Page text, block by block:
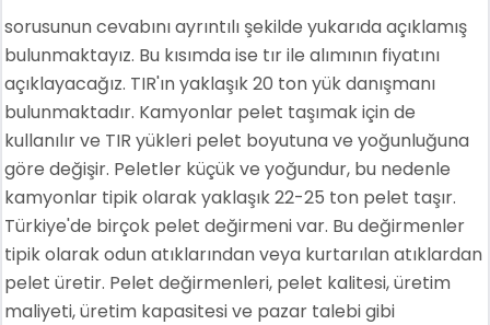
sorusunun cevabını ayrıntılı şekilde yukarıda açıklamış
bulunmaktayız. Bu kısımda ise tır ile alımının fiyatını
açıklayacağız. TIR'ın yaklaşık 20 ton yük danışmanı
bulunmaktadır. Kamyonlar pelet taşımak için de
kullanılır ve TIR yükleri pelet boyutuna ve yoğunluğuna
göre değişir. Peletler küçük ve yoğundur, bu nedenle
kamyonlar tipik olarak yaklaşık 22-25 ton pelet taşır.
Türkiye'de birçok pelet değirmeni var. Bu değirmenler
tipik olarak odun atıklarından veya kurtarılan atıklardan
pelet üretir. Pelet değirmenleri, pelet kalitesi, üretim
maliyeti, üretim kapasitesi ve pazar talebi gibi